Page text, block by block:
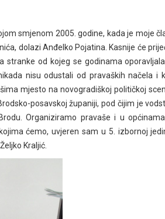
smjenom 2005. godine, kada je moje
dolazi Anđelko Pojatina. Kasnije će
stranke od kojeg se godinama
nisu odustali od pravaških načela i
mjesto na novogradiškoj političkoj
posavskoj županiji, pod čijim je
Organiziramo pravaše i u
ćemo, uvjeren sam u 5. izbornoj
Kraljić.